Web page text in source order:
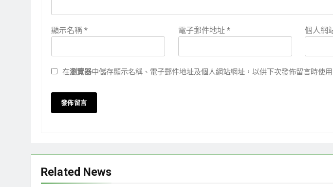
顯示名稱 * 電子郵件地址 * 個人網
在瀏覽器中儲存顯示名稱、電子郵件地址及個人網站網址，以供下次發佈留言時使用
Related News